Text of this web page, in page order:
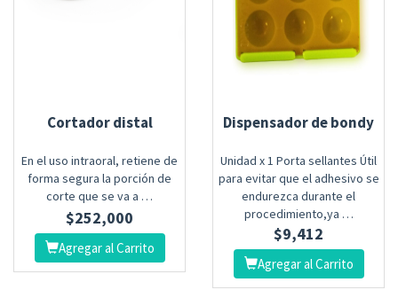
Cortador distal
En el uso intraoral, retiene de
forma segura la porción de
corte que se va a …
$252,000
Agregar al Carrito
Dispensador de bondy
Unidad x 1 Porta sellantes Útil
para evitar que el adhesivo se
endurezca durante el
procedimiento,ya …
$9,412
Agregar al Carrito